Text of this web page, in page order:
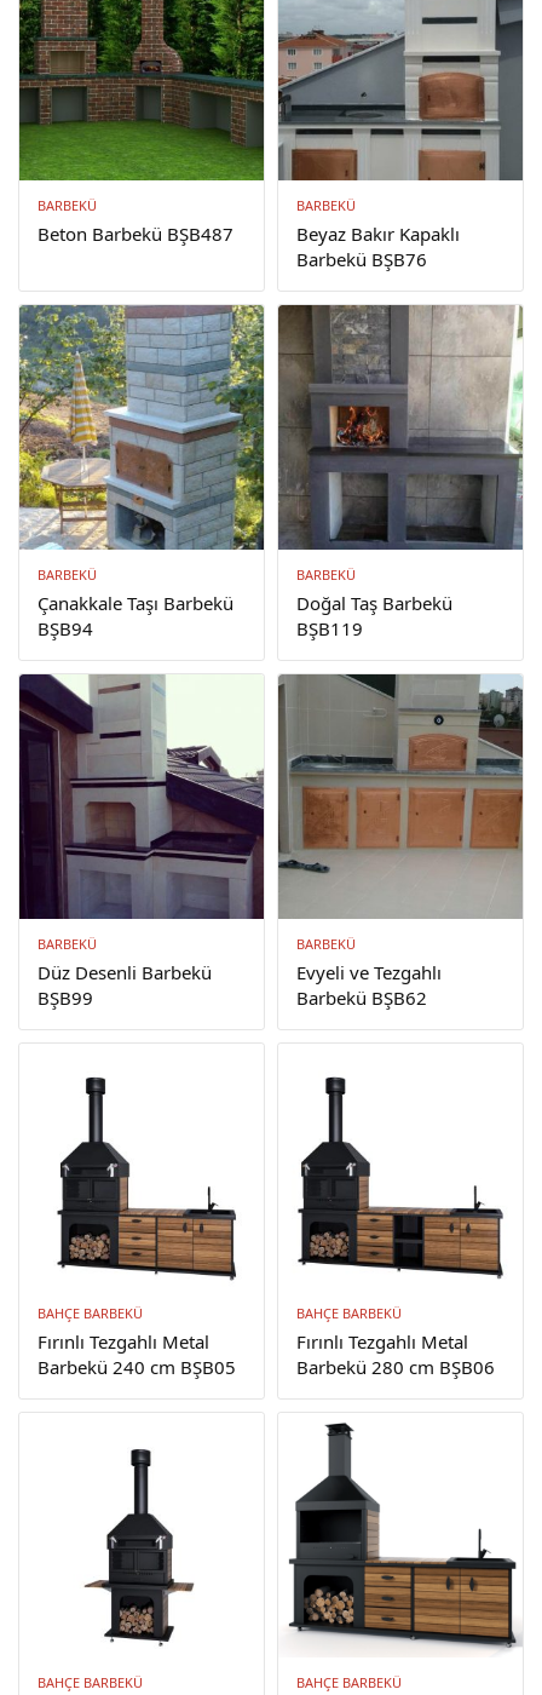
BARBEKÜ
Beton Barbekü BŞB487
BARBEKÜ
Beyaz Bakır Kapaklı
Barbekü BŞB76
BARBEKÜ
Çanakkale Taşı Barbekü
BŞB94
BARBEKÜ
Doğal Taş Barbekü
BŞB119
BARBEKÜ
Düz Desenli Barbekü
BŞB99
BARBEKÜ
Evyeli ve Tezgahlı
Barbekü BŞB62
BAHÇE BARBEKÜ
Fırınlı Tezgahlı Metal
Barbekü 240 cm BŞB05
BAHÇE BARBEKÜ
Fırınlı Tezgahlı Metal
Barbekü 280 cm BŞB06
BAHÇE BARBEKÜ BAHÇE BARBEKÜ